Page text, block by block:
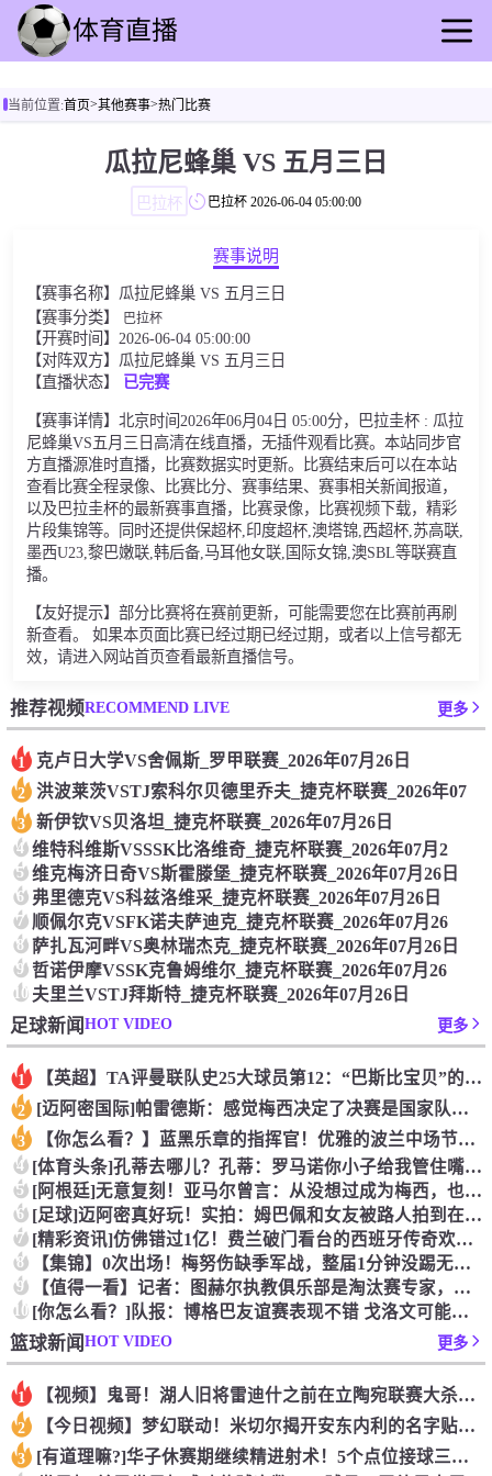
足球直播
其他赛事
当前位置:首页>其他赛事>热门比赛
瓜拉尼蜂巢 VS 五月三日
巴拉杯 巴拉杯 2026-06-04 05:00:00
赛事说明
【赛事名称】瓜拉尼蜂巢 VS 五月三日
【赛事分类】
巴拉杯
【开赛时间】2026-06-04 05:00:00
【对阵双方】瓜拉尼蜂巢 VS 五月三日
【直播状态】
已完赛
【赛事详情】北京时间2026年06月04日 05:00分，巴拉圭杯 : 瓜拉
尼蜂巢VS五月三日高清在线直播，无插件观看比赛。本站同步官
方直播源准时直播，比赛数据实时更新。比赛结束后可以在本站
查看比赛全程录像、比赛比分、赛事结果、赛事相关新闻报道，
以及巴拉圭杯的最新赛事直播，比赛录像，比赛视频下载，精彩
片段集锦等。同时还提供保超杯,印度超杯,澳塔锦,西超杯,苏高联,
墨西U23,黎巴嫩联,韩后备,马耳他女联,国际女锦,澳SBL等联赛直
播。
【友好提示】部分比赛将在赛前更新，可能需要您在比赛前再刷
新查看。 如果本页面比赛已经过期已经过期，或者以上信号都无
效，请进入网站首页查看最新直播信号。
推荐视频RECOMMEND LIVE 更多
1 克卢日大学VS舍佩斯_罗甲联赛_2026年07月26日
2 洪波莱茨VSTJ索科尔贝德里乔夫_捷克杯联赛_2026年07
3 新伊钦VS贝洛坦_捷克杯联赛_2026年07月26日
4 维特科维斯VSSSK比洛维奇_捷克杯联赛_2026年07月2
5 维克梅济日奇VS斯霍滕堡_捷克杯联赛_2026年07月26日
6 弗里德克VS科兹洛维采_捷克杯联赛_2026年07月26日
7 顺佩尔克VSFK诺夫萨迪克_捷克杯联赛_2026年07月26
8 萨扎瓦河畔VS奥林瑞杰克_捷克杯联赛_2026年07月26日
9 哲诺伊摩VSSK克鲁姆维尔_捷克杯联赛_2026年07月26
10 夫里兰VSTJ拜斯特_捷克杯联赛_2026年07月26日
足球新闻HOT VIDEO 更多
1 【英超】TA评曼联队史25大球员第12：“巴斯比宝贝”的绝佳
2 [迈阿密国际]帕雷德斯：感觉梅西决定了决赛是国家队最后一战，
3 【你怎么看？】蓝黑乐章的指挥官！优雅的波兰中场节拍器！
4 [体育头条]孔蒂去哪儿？孔蒂：罗马诺你小子给我管住嘴哈！
5 [阿根廷]无意复刻！亚马尔曾言：从没想过成为梅西，也不会穿他
6 [足球]迈阿密真好玩！实拍：姆巴佩和女友被路人拍到在夜店狂欢
7 [精彩资讯]仿佛错过1亿！费兰破门看台的西班牙传奇欢呼，拉莫
8 【集锦】0次出场！梅努伤缺季军战，整届1分钟没踢无缘世界杯首
9 【值得一看】记者：图赫尔执教俱乐部是淘汰赛专家，但在真正压力
10 [你怎么看？]队报：博格巴友谊赛表现不错 戈洛文可能加盟沙特
篮球新闻HOT VIDEO 更多
1 【视频】鬼哥！湖人旧将雷迪什之前在立陶宛联赛大杀四方
2 【今日视频】梦幻联动！米切尔揭开安东内利的名字贴纸！
3 [有道理嘛?]华子休赛期继续精进射术！5个点位接球三分全部命